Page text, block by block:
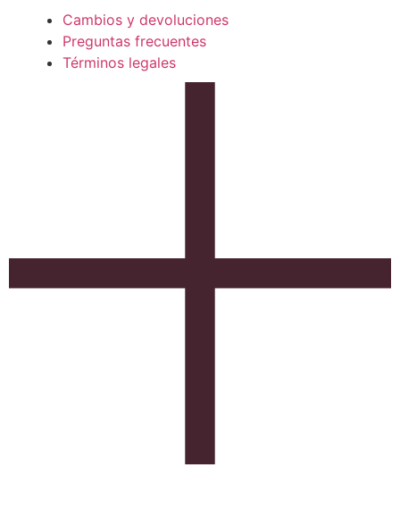
Cambios y devoluciones
Preguntas frecuentes
Términos legales